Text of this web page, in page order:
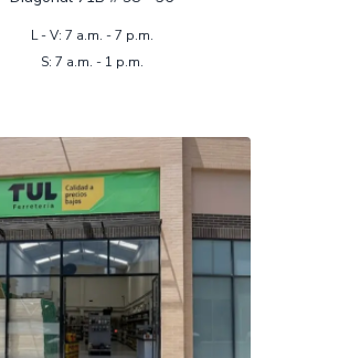
L - V: 7 a.m. - 7 p.m.
S: 7 a.m. - 1 p.m.